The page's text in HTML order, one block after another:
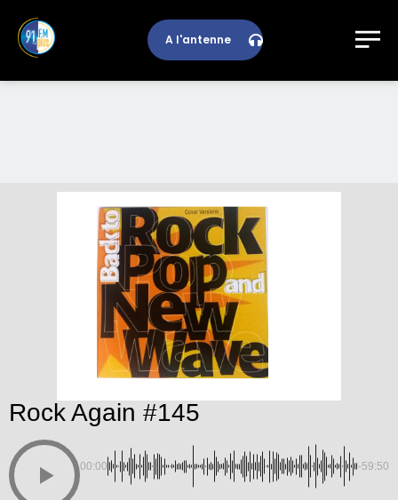
A l'antenne
Rock Again #145
00:00 -59:50